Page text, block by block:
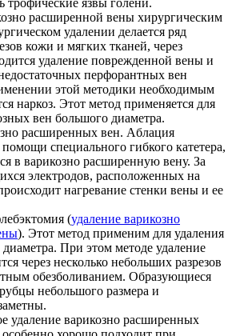
расширенной вены хирургическим
удалении делается ряд
кожи и мягких тканей, через
удаление поврежденной вены и
перфорантных вен
этой методики необходимым
наркоз. Этот метод применяется для
вен большого диаметра.
расширенных вен. Aблация
специального гибкого катетера,
в варикозно расширенную вену. За
электродов, расположенных на
нагревание стенки вены и ее
(удаление варикозно
). Этот метод применим для удаления
При этом методе удаление
через несколько небольших разрезов
обезболиванием. Образующиеся
небольшого размера и
удаление варикозно расширенных